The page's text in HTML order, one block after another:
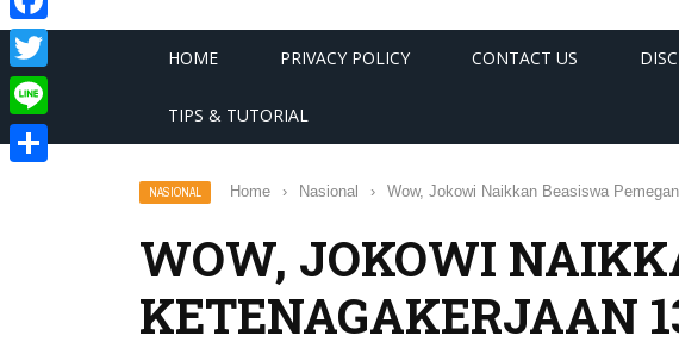
HOME PRIVACY POLICY CONTACT US
TIPS & TUTORIAL
NASIONAL Home › Nasional › Wow, Jokowi Naikkan Beasiswa
WOW, JOKOWI
KETENAGAKERJAAN
Facebook
Twitter
Line